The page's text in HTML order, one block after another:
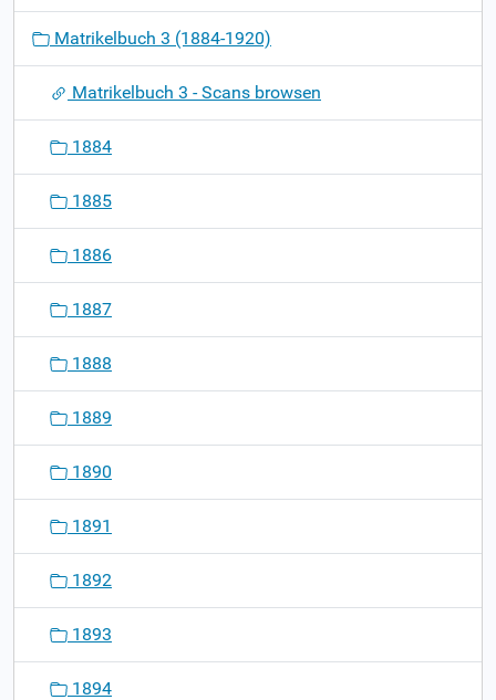
o
Matrikelbuch 3 (1884-1920)
Matrikelbuch 3 - Scans browsen
1884
1885
1886
1887
1888
1889
1890
1891
1892
1893
1894